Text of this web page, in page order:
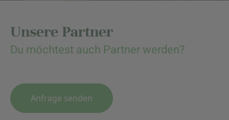
Unsere Partner
Du möchtest auch Partner werden?
Anfrage senden